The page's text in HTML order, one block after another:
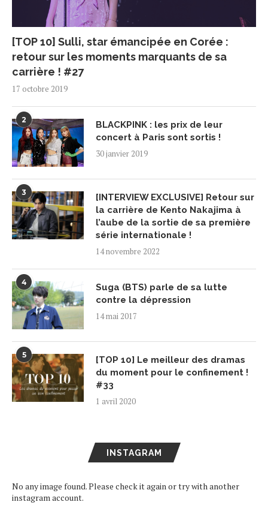
[TOP 10] Sulli, star émancipée en Corée :
retour sur les moments marquants de sa
carrière ! #27
17 octobre 2019
2
BLACKPINK : les prix de leur
concert à Paris sont sortis !
30 janvier 2019
3
[INTERVIEW EXCLUSIVE] Retour sur
la carrière de Kento Nakajima à
l’aube de la sortie de sa première
série internationale !
14 novembre 2022
4
Suga (BTS) parle de sa lutte
contre la dépression
14 mai 2017
5
[TOP 10] Le meilleur des dramas
du moment pour le confinement !
#33
1 avril 2020
INSTAGRAM
No any image found. Please check it again or try with another
instagram account.